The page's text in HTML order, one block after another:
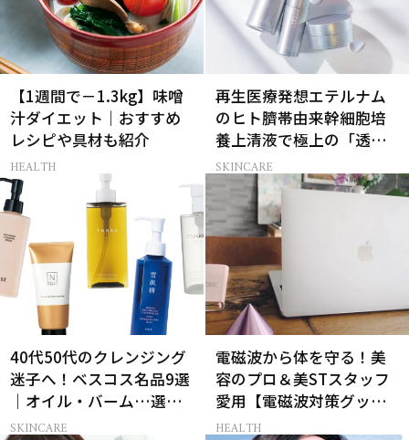
【1週間で－1.3kg】味噌
汁ダイエット｜おすすめ
レシピや具材も紹介
HEALTH
再生医療発想エテルナム
のヒト臍帯由来幹細胞培
養上清液で極上の「透明
感ハリ肌」へ
SKINCARE
40代50代のクレンジング
迷子へ！ベスコス名品9選
｜オイル・バーム…選び
方の正解は？
SKINCARE
電磁波から体を守る！美
容のプロ＆美STスタッフ
愛用【電磁波対策グッ
ズ】13選
HEALTH